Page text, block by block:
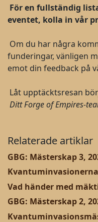
För en fullständig
eventet, kolla in vår
Om du har några
funderingar, vänligen
emot din feedback på
Låt upptäcktsresan
Ditt Forge of Empires-
Relaterade artiklar
GBG: Mästerskap 3,
Vad händer med
GBG: Mästerskap 2,